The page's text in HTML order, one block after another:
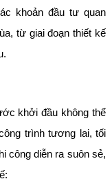
khoản đầu tư quan
từ giai đoạn thiết kế
khởi đầu không thể
trình tương lai, tối
công diễn ra suôn sẻ,